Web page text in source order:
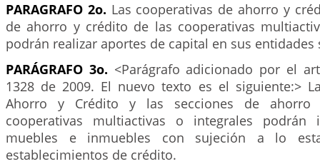
PARAGRAFO 2o. Las cooperativas de ahorro y
de ahorro y crédito de las cooperativas
podrán realizar aportes de capital en sus entidades
PARÁGRAFO 3o. <Parágrafo adicionado por el
1328 de 2009. El nuevo texto es el siguiente:>
Ahorro y Crédito y las secciones de
cooperativas multiactivas o integrales podrán
muebles e inmuebles con sujeción a lo
establecimientos de crédito.